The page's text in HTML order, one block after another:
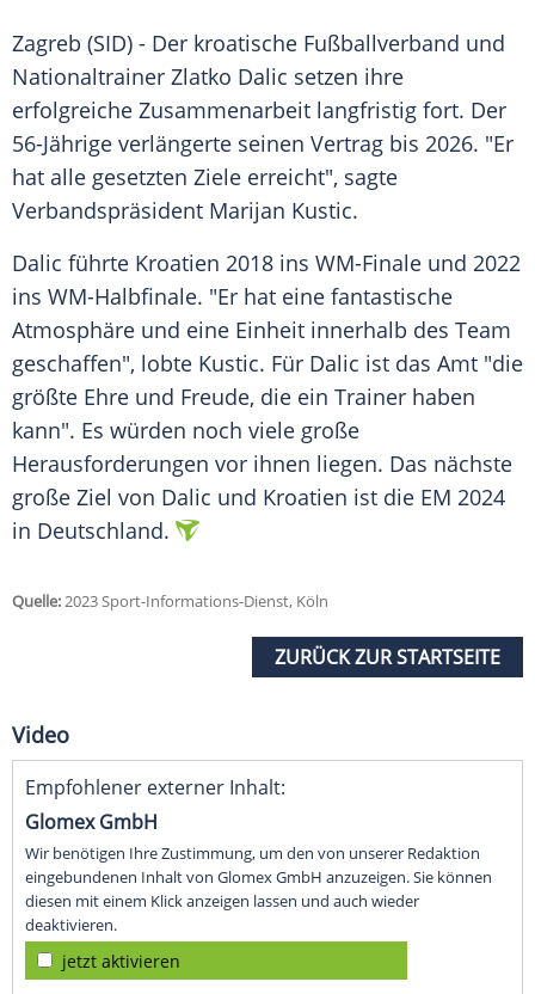
Zagreb (SID) - Der kroatische Fußballverband und
Nationaltrainer Zlatko Dalic setzen ihre
erfolgreiche Zusammenarbeit langfristig fort. Der
56-Jährige verlängerte seinen Vertrag bis 2026. "Er
hat alle gesetzten Ziele erreicht", sagte
Verbandspräsident Marijan Kustic.
Dalic führte Kroatien 2018 ins WM-Finale und 2022
ins WM-Halbfinale. "Er hat eine fantastische
Atmosphäre und eine Einheit innerhalb des Team
geschaffen", lobte Kustic. Für Dalic ist das Amt "die
größte Ehre und Freude, die ein Trainer haben
kann". Es würden noch viele große
Herausforderungen vor ihnen liegen. Das nächste
große Ziel von Dalic und Kroatien ist die EM 2024
in Deutschland.
Quelle:2023 Sport-Informations-Dienst, Köln
ZURÜCK ZUR STARTSEITE
Video
Empfohlener externer Inhalt:
Glomex GmbH
Wir benötigen Ihre Zustimmung, um den von unserer Redaktion
eingebundenen Inhalt von Glomex GmbH anzuzeigen. Sie können
diesen mit einem Klick anzeigen lassen und auch wieder
deaktivieren.
jetzt aktivieren